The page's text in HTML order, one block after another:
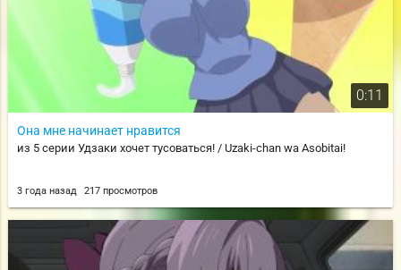
0:11
Она мне начинает нравится
из 5 серии Удзаки хочет тусоваться! / Uzaki-chan wa Asobitai!
3 года назад 217 просмотров